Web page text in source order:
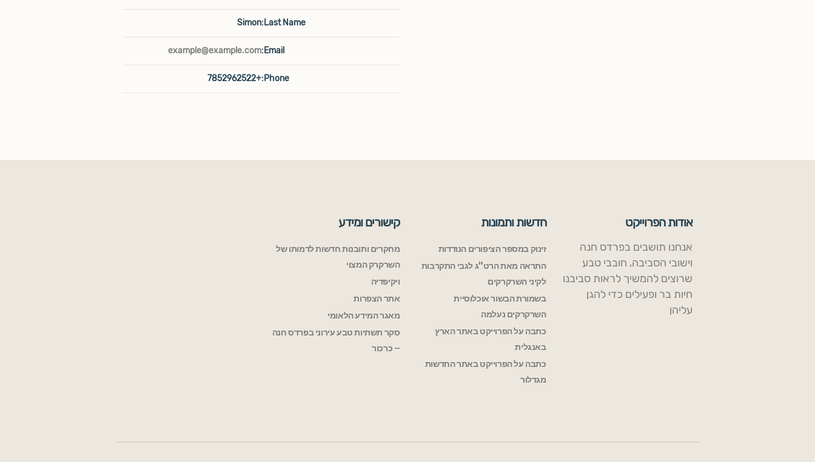
Last Name:
Simon
Email:
example@example.com
Phone:
+7852962522
קישורים ומידע
מחקרים ותובנות חדשות לדמותו של
השרקרק המצוי
ויקיפדיה
אתר הצפרות
מאגר המידע הלאומי
סקר תשתיות טבע עירוני בפרדס חנה
– כרכור
חדשות ותמונות
זינוק במספר הציפורים הנודדות
התראה מאת הרט”ג לגבי התקרבות
לקיני השרקרקים
בשמורת הבשור אוכלוסיית
השרקרקים נעלמה
כתבה על הפרוייקט באתר הארץ
באנגלית
כתבה על הפרוייקט באתר החדשות
מגדלור
אודות הפרוייקט
אנחנו תושבים בפרדס חנה
וישובי הסביבה, חובבי טבע
שרוצים להמשיך לראות סביבנו
חיות בר ופעילים כדי להגן
עליהן